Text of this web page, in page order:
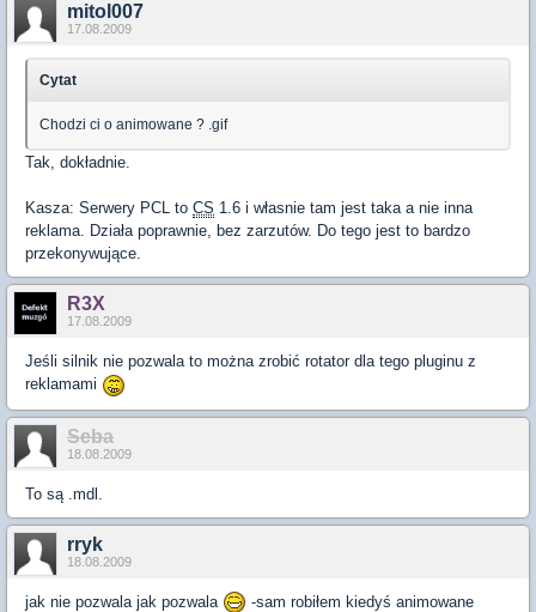
mitol007
17.08.2009
Cytat
Chodzi ci o animowane ? .gif
Tak, dokładnie.
Kasza: Serwery PCL to CS 1.6 i własnie tam jest taka a nie inna
reklama. Działa poprawnie, bez zarzutów. Do tego jest to bardzo
przekonywujące.
R3X
17.08.2009
Jeśli silnik nie pozwala to można zrobić rotator dla tego pluginu z
reklamami
Seba
18.08.2009
To są .mdl.
rryk
18.08.2009
jak nie pozwala jak pozwala
-sam robiłem kiedyś animowane